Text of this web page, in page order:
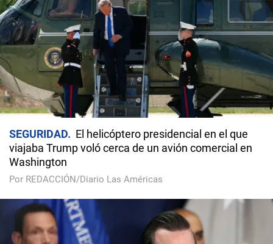
SEGURIDAD
El helicóptero presidencial en el que
viajaba Trump voló cerca de un avión comercial en
Washington
Por REDACCIÓN/Diario Las Américas